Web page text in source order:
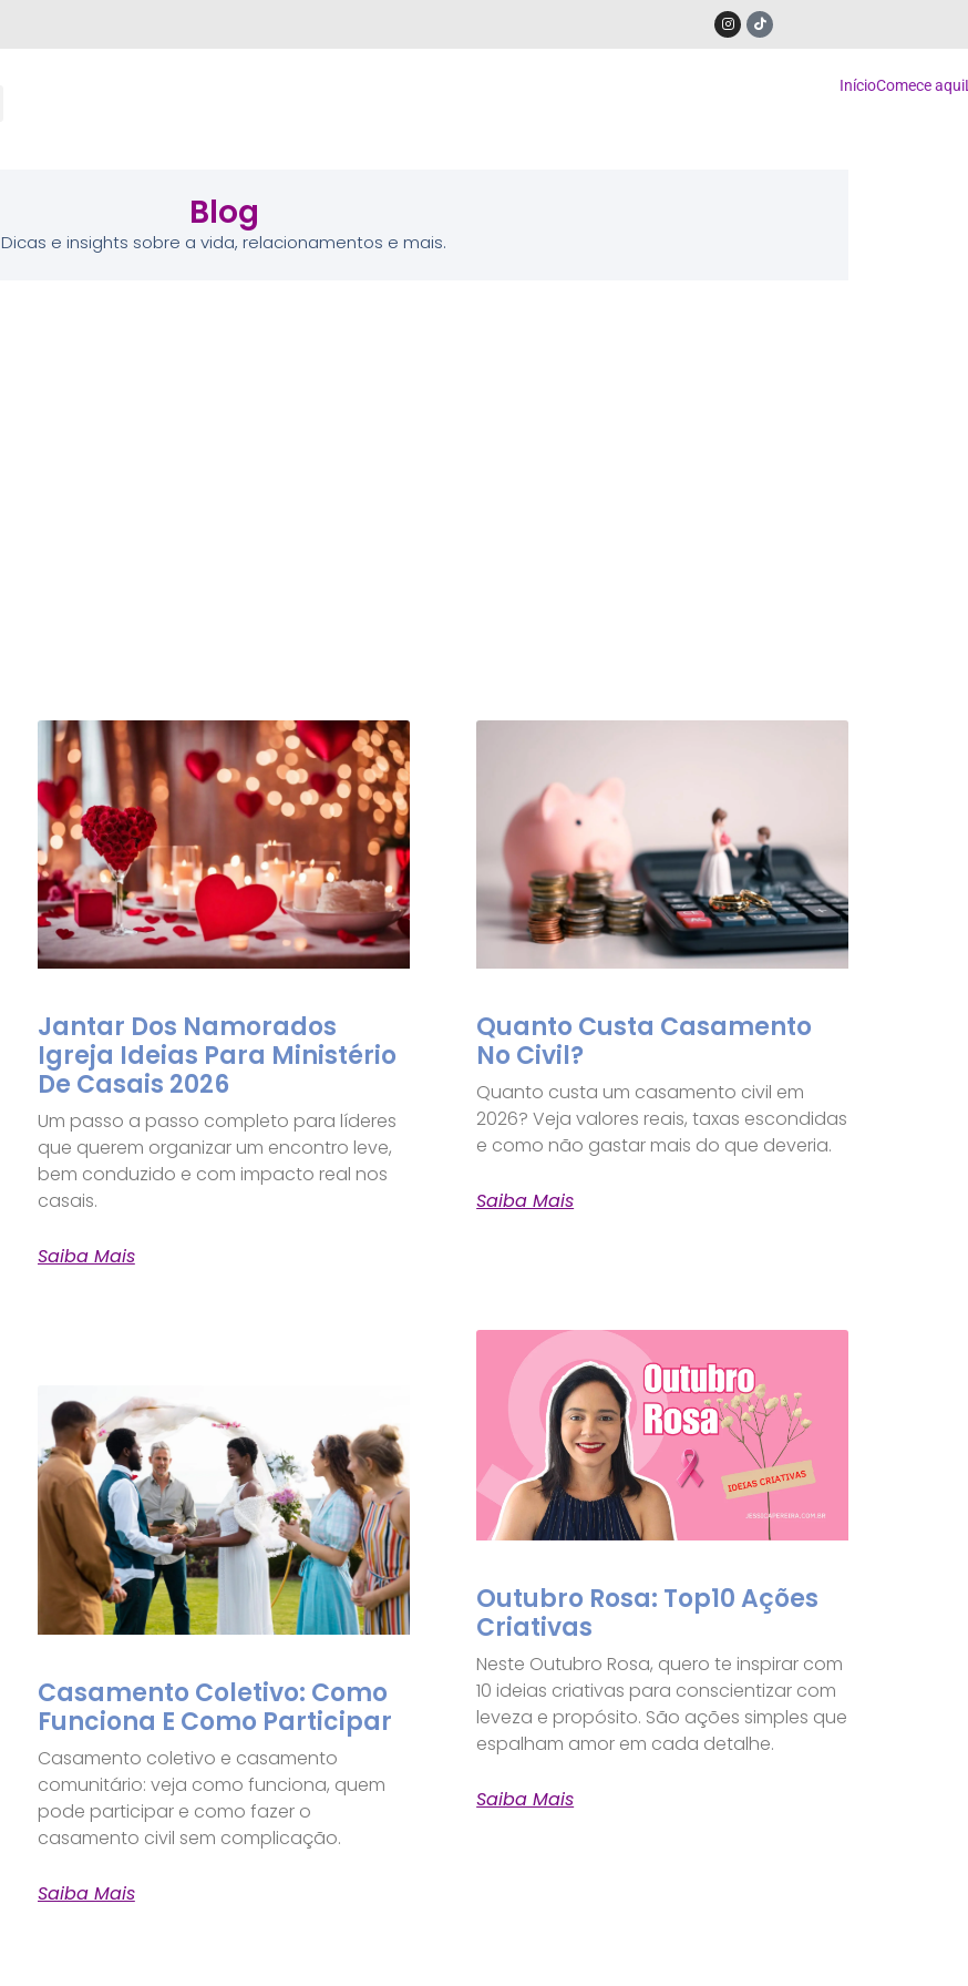
InícioComece aqui
Blog
Dicas e insights sobre a vida, relacionamentos e mais.
Jantar Dos Namorados
Igreja Ideias Para Ministério
De Casais 2026
Um passo a passo completo para líderes
que querem organizar um encontro leve,
bem conduzido e com impacto real nos
casais.
Saiba Mais
Quanto Custa Casamento
No Civil?
Quanto custa um casamento civil em
2026? Veja valores reais, taxas escondidas
e como não gastar mais do que deveria.
Saiba Mais
Casamento Coletivo: Como
Funciona E Como Participar
Casamento coletivo e casamento
comunitário: veja como funciona, quem
pode participar e como fazer o
casamento civil sem complicação.
Saiba Mais
Outubro Rosa: Top10 Ações
Criativas
Neste Outubro Rosa, quero te inspirar com
10 ideias criativas para conscientizar com
leveza e propósito. São ações simples que
espalham amor em cada detalhe.
Saiba Mais